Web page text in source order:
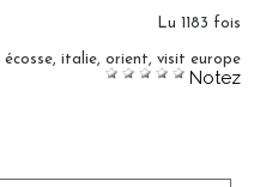
Lu 1183 fois
écosse, italie, orient, visit europe
Notez